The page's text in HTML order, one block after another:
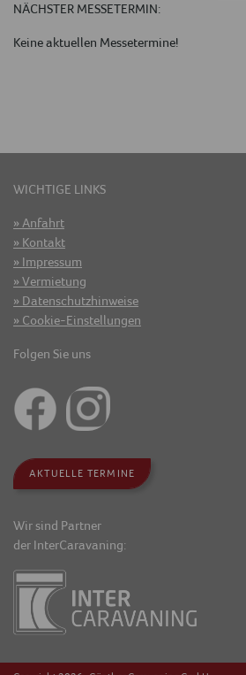
NÄCHSTER MESSETERMIN:
Keine aktuellen Messetermine!
WICHTIGE LINKS
Anfahrt
Kontakt
Impressum
Vermietung
Datenschutzhinweise
Cookie-Einstellungen
Folgen Sie uns
AKTUELLE TERMINE
Wir sind Partner
der InterCaravaning: